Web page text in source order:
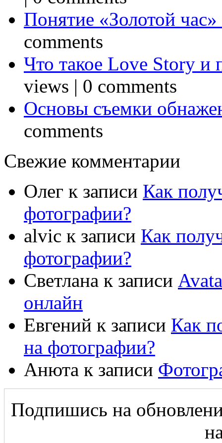
Понятие «Золотой
comments
Что такое Love Story и
views | 0 comments
Основы съемки
comments
Свежие комментарии
Олег к записи Как
фотографии?
alvic к записи Как
фотографии?
Светлана к записи
онлайн
Евгений к записи Как
на фотографии?
Анюта к записи
Подпишись на